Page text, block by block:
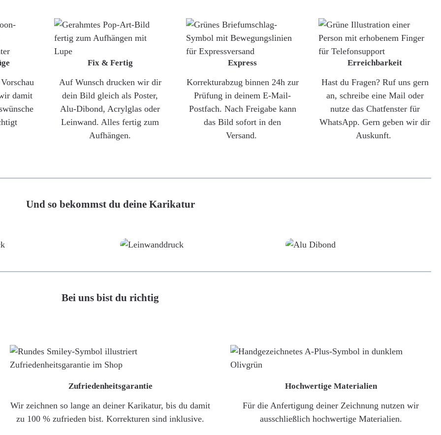
damit
Fix & Fertig
Auf Wunsch drucken wir dir
dein Bild gleich als Poster,
Alu-Dibond, Acrylglas oder
Leinwand. Alles fertig zum
Aufhängen.
Express
Korrekturabzug binnen 24h zur
Prüfung in deinem E-Mail-
Postfach. Nach Freigabe kann
das Bild sofort in den
Versand.
Erreichbarkeit
Hast du Fragen? Ruf uns gern
an, schreibe eine Mail oder
nutze das Chatfenster für
WhatsApp. Gern geben wir dir
Auskunft.
Und so bekommst du deine Karikatur
Bei uns bist du richtig
Zufriedenheitsgarantie
Wir zeichnen so lange an deiner Karikatur, bis du damit
zu 100 % zufrieden bist. Korrekturen sind inklusive.
Hochwertige Materialien
Für die Anfertigung deiner Zeichnung nutzen wir
ausschließlich hochwertige Materialien.